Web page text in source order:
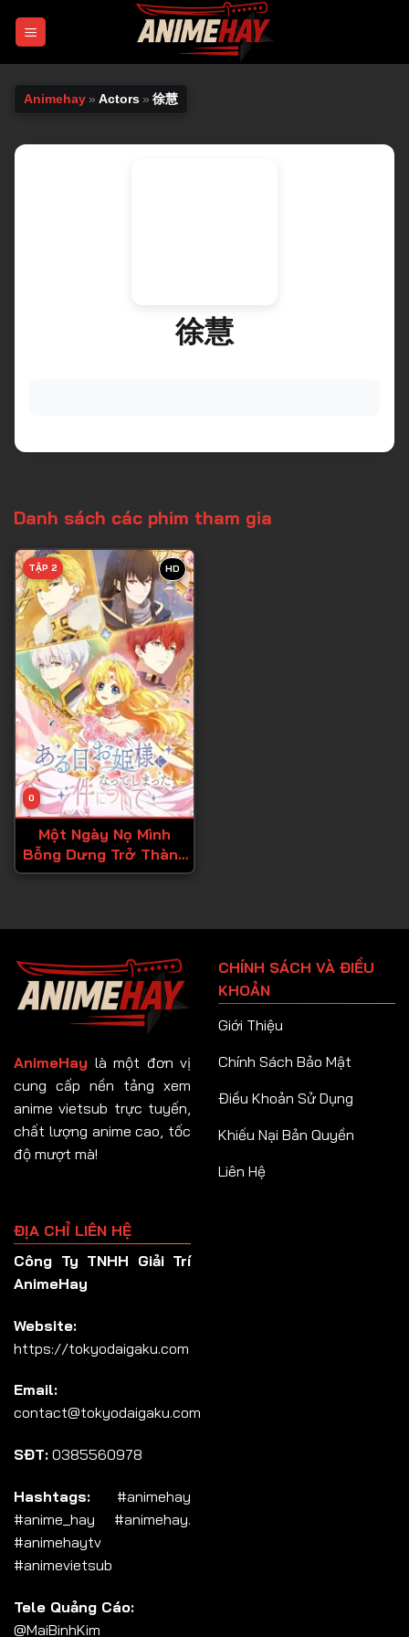
Animehay » Actors » 徐慧
徐慧
Danh sách các phim tham gia
HD
0
TẬP 2
Một Ngày Nọ Mình
Bỗng Dưng Trở Thành
Công Chúa
AnimeHay là một đơn vị
cung cấp nền tảng xem
anime vietsub trực tuyến,
chất lượng anime cao, tốc
độ mượt mà!
CHÍNH SÁCH VÀ ĐIỀU
KHOẢN
Giới Thiệu
Chính Sách Bảo Mật
Điều Khoản Sử Dụng
Khiếu Nại Bản Quyền
Liên Hệ
ĐỊA CHỈ LIÊN HỆ
Công Ty TNHH Giải Trí
AnimeHay
Website:
https://tokyodaigaku.com
Email:
contact@tokyodaigaku.com
SĐT: 0385560978
Hashtags: #animehay
#anime_hay #animehay.
#animehaytv
#animevietsub
Tele Quảng Cáo:
@MaiBinhKim